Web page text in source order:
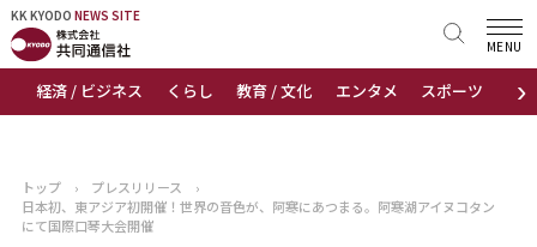
KK KYODO NEWS SITE
›
経済 / ビジネス くらし 教育 / 文化 エンタメ スポーツ 地域
MENU
KK KYODONEWS SITE
トップページ
ニュース
トップ › プレスリリース
›
日本初、東アジア初開催！世界の音色が、阿寒にあつまる。阿寒湖アイヌコタン
にて国際口琴大会開催